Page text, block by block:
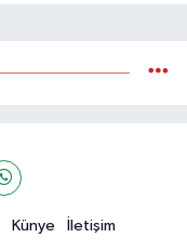
Künye İletişim